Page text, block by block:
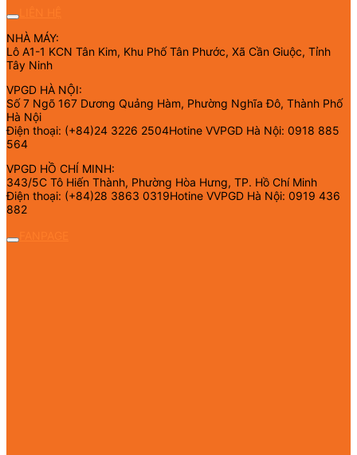
NHÀ MÁY:
Lô A1-1 KCN Tân Kim, Khu Phố Tân Phước, Xã Cần Giuộc, Tỉnh
Tây Ninh
VPGD HÀ NỘI:
Số 7 Ngõ 167 Dương Quảng Hàm, Phường Nghĩa Đô, Thành Phố
Hà Nội
Điện thoại: (+84)24 3226 2504Hotine VVPGD Hà Nội: 0918 885
564
VPGD HỒ CHÍ MINH:
343/5C Tô Hiến Thành, Phường Hòa Hưng, TP. Hồ Chí Minh
Điện thoại: (+84)28 3863 0319Hotine VVPGD Hà Nội: 0919 436
882